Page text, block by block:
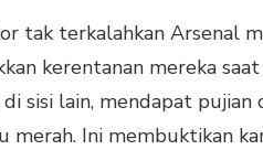
tak terkalahkan Arsenal
kerentanan mereka
sisi lain, mendapat pujian
Ini membuktikan